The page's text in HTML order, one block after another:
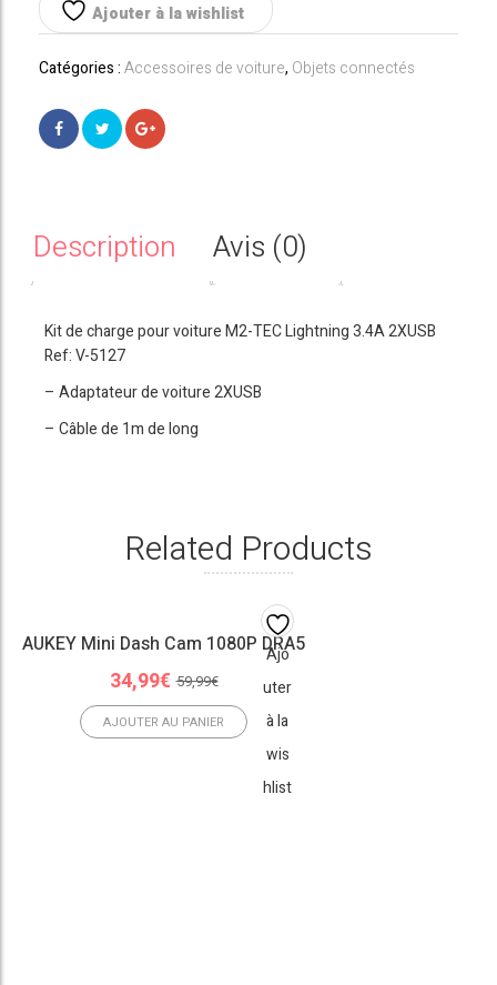
Ajouter à la wishlist
Catégories :Accessoires de voiture, Objets connectés
Description Avis (0)
Kit de charge pour voiture M2-TEC Lightning 3.4A 2XUSB
Ref: V-5127
– Adaptateur de voiture 2XUSB
– Câble de 1m de long
Related Products
Ajo
uter
à la
wis
hlist
AUKEY Mini Dash Cam 1080P DRA5
59,99€
Le
prix
initial
34,99€Le
prix
actuel
AJOUTER AU PANIER